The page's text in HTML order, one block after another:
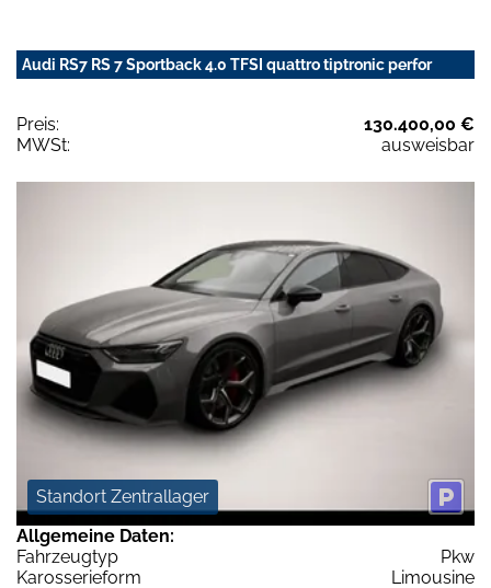
Audi RS7 RS 7 Sportback 4.0 TFSI quattro tiptronic perfor
Preis:
130.400,00 €
MWSt:
ausweisbar
Standort Zentrallager
Allgemeine Daten:
Fahrzeugtyp
Pkw
Karosserieform
Limousine